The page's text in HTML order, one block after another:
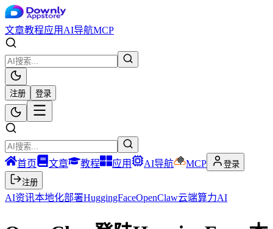
文章教程应用 AI导航MCP
注册 登录
首页 文章 教程 应用 AI导航 MCP
登录
注册
AI资讯本地化部署HuggingFaceOpenClaw云端算力AI